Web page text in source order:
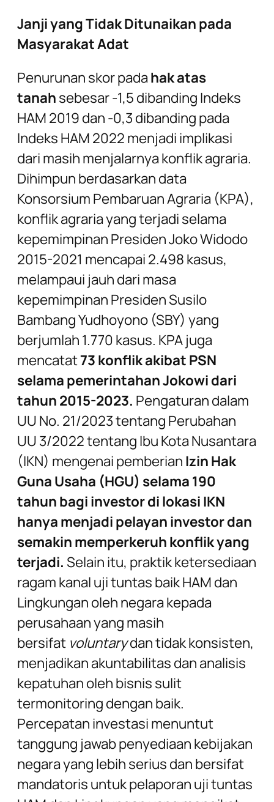
Janji yang Tidak Ditunaikan pada
Masyarakat Adat
Penurunan skor padahak atas
tanahsebesar -1,5 dibanding Indeks
HAM 2019 dan -0,3 dibanding pada
Indeks HAM 2022 menjadi implikasi
dari masih menjalarnya konflik agraria.
Dihimpun berdasarkan data
Konsorsium Pembaruan Agraria (KPA),
konflik agraria yang terjadi selama
kepemimpinan Presiden Joko Widodo
2015-2021 mencapai 2.498 kasus,
melampaui jauh dari masa
kepemimpinan Presiden Susilo
Bambang Yudhoyono (SBY) yang
berjumlah 1.770 kasus. KPA juga
mencatat73 konflik akibat PSN
selama pemerintahan Jokowi dari
tahun 2015-2023. Pengaturan dalam
UU No. 21/2023 tentang Perubahan
UU 3/2022 tentang Ibu Kota Nusantara
(IKN) mengenai pemberianIzin Hak
Guna Usaha (HGU) selama 190
tahun bagi investor di lokasi IKN
hanya menjadi pelayan investor dan
semakin memperkeruh konflik yang
terjadi. Selain itu, praktik ketersediaan
ragam kanal uji tuntas baik HAM dan
Lingkungan oleh negara kepada
perusahaan yang masih
bersifat voluntarydan tidak konsisten,
menjadikan akuntabilitas dan analisis
kepatuhan oleh bisnis sulit
termonitoring dengan baik.
Percepatan investasi menuntut
tanggung jawab penyediaan kebijakan
negara yang lebih serius dan bersifat
mandatoris untuk pelaporan uji tuntas